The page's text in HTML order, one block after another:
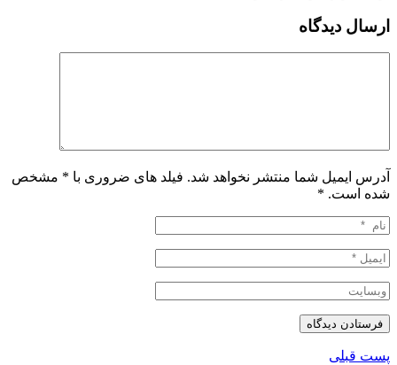
ارسال دیدگاه
آدرس ایمیل شما منتشر نخواهد شد. فیلد های ضروری با * مشخص
شده است. *
پست قبلی